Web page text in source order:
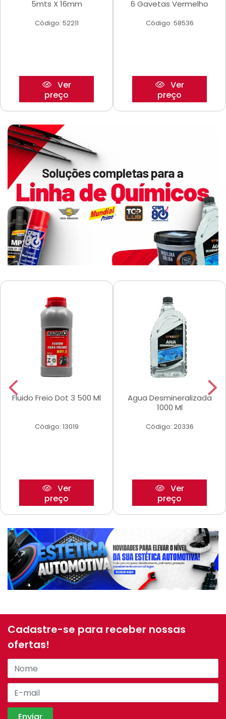
5mts X 16mm
Código: 52211
Ver
preço
6 Gavetas Vermelho
Código: 58536
Ver
preço
Fluido Freio Dot 3 500 Ml
Código: 13019
Ver
preço
Agua Desmineralizada
1000 Ml
Código: 20336
Ver
preço
Cadastre-se para receber nossas
ofertas!